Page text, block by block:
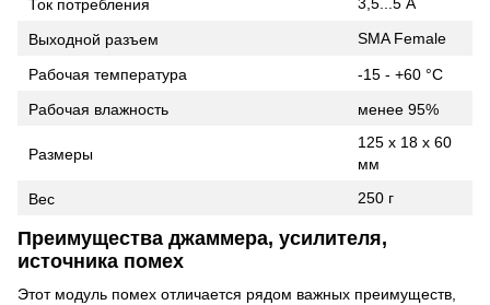
Ток потребления
Выходной разъем SMA Female
Рабочая температура
-15 - +60 °С
Рабочая влажность
менее 95%
Размеры
125 х 18 х 60
мм
Вес
250 г
Преимущества джаммера, усилителя,
источника помех
Этот модуль помех отличается рядом важных преимуществ,